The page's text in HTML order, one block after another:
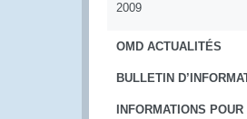
2009
OMD ACTUALITÉS
BULLETIN
INFORMATIONS